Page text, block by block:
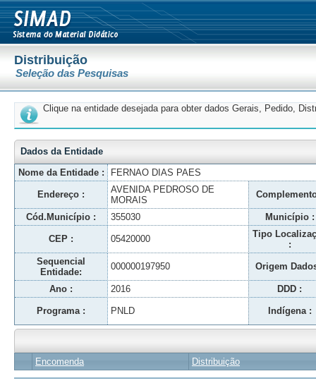
Distribuição
Seleção das Pesquisas
Clique na entidade desejada para obter dados Gerais, Pedido,
Dados da Entidade
Nome da Entidade :
FERNAO DIAS PAES
Endereço :
AVENIDA PEDROSO DE
MORAIS
Cód.Município : 355030 Município :
CEP : 05420000
Tipo
:
Sequencial
Entidade:
000000197950 Origem
Ano : 2016 DDD :
Programa : PNLD Indígena :
Encomenda Distribuição